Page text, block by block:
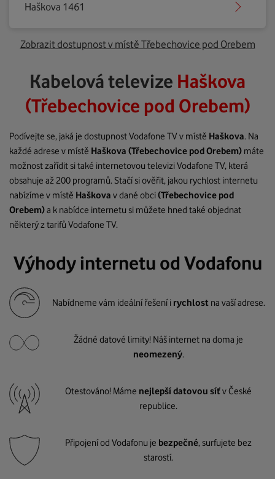
Haškova 1461
Zobrazit dostupnost v místě Třebechovice pod Orebem
Kabelová televize Haškova
(Třebechovice pod Orebem)
Podívejte se, jaká je dostupnost Vodafone TV v místě Haškova. Na
každé adrese v místě Haškova (Třebechovice pod Orebem) máte
možnost zařídit si také internetovou televizi Vodafone TV, která
obsahuje až 200 programů. Stačí si ověřit, jakou rychlost internetu
nabízíme v místě Haškova v dané obci(Třebechovice pod
Orebem)a k nabídce internetu si můžete hned také objednat
některý z tarifů Vodafone TV.
Výhody internetu od Vodafonu
Nabídneme vám ideální řešení i rychlost na vaší adrese.
Žádné datové limity! Náš internet na doma je
neomezený.
Otestováno! Máme nejlepší datovou síťv České
republice.
Připojení od Vodafonu je bezpečné, surfujete bez
starostí.